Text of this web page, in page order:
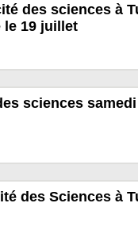
des sciences à
le 19 juillet
sciences
des Sciences à